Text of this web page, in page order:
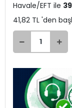
Havale/EFT ile
41,82 TL 'den